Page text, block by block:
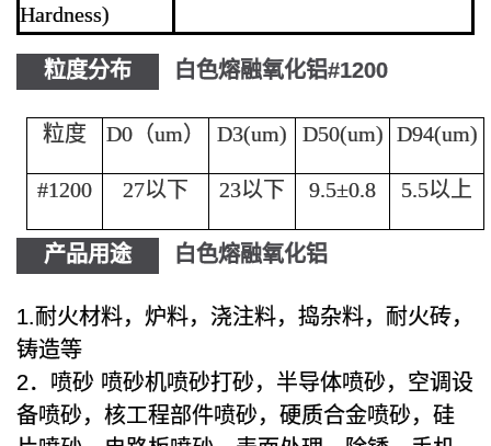
Hardness)
粒度分布 白色熔融氧化铝#1200
粒度 D0（um） D3(um) D50(um) D94(um)
#1200 27以下 23以下 9.5±0.8 5.5以上
产品用途 白色熔融氧化铝
1.耐火材料，炉料，浇注料，捣杂料，耐火砖，
铸造等
2．喷砂 喷砂机喷砂打砂，半导体喷砂，空调设
备喷砂，核工程部件喷砂，硬质合金喷砂，硅